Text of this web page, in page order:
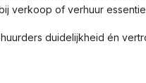
verkoop of verhuur
duidelijkheid én